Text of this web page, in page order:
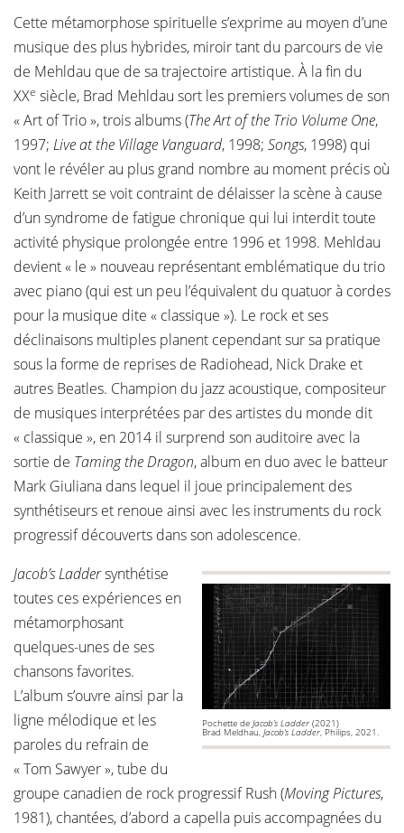
Cette métamorphose spirituelle s’exprime au moyen d’une
musique des plus hybrides, miroir tant du parcours de vie
de Mehldau que de sa trajectoire artistique. À la fin du
XXe siècle, Brad Mehldau sort les premiers volumes de son
« Art of Trio », trois albums (The Art of the Trio Volume One,
1997; Live at the Village Vanguard, 1998; Songs, 1998) qui
vont le révéler au plus grand nombre au moment précis où
Keith Jarrett se voit contraint de délaisser la scène à cause
d’un syndrome de fatigue chronique qui lui interdit toute
activité physique prolongée entre 1996 et 1998. Mehldau
devient « le » nouveau représentant emblématique du trio
avec piano (qui est un peu l’équivalent du quatuor à cordes
pour la musique dite « classique »). Le rock et ses
déclinaisons multiples planent cependant sur sa pratique
sous la forme de reprises de Radiohead, Nick Drake et
autres Beatles. Champion du jazz acoustique, compositeur
de musiques interprétées par des artistes du monde dit
« classique », en 2014 il surprend son auditoire avec la
sortie de Taming the Dragon, album en duo avec le batteur
Mark Giuliana dans lequel il joue principalement des
synthétiseurs et renoue ainsi avec les instruments du rock
progressif découverts dans son adolescence.
Pochette de Jacob’s Ladder (2021)
Brad Meldhau, Jacob’s Ladder, Philips, 2021.
Jacob’s Laddersynthétise
toutes ces expériences en
métamorphosant
quelques-unes de ses
chansons favorites.
L’album s’ouvre ainsi par la
ligne mélodique et les
paroles du refrain de
« Tom Sawyer », tube du
groupe canadien de rock progressif Rush (Moving Pictures,
1981), chantées, d’abord a capella puis accompagnées du